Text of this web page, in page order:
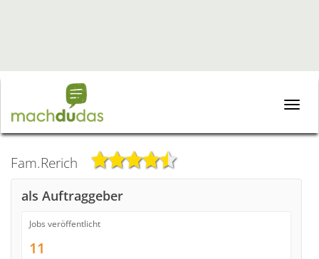
Toggle
Fam.Rerich
als Auftraggeber
Jobs veröffentlicht
11